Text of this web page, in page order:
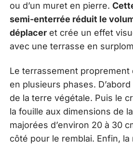
ou d’un muret en pierre.
semi-enterrée réduit le
déplacer et crée un effet
avec une terrasse en
Le terrassement proprement
en plusieurs phases.
de la terre végétale. Puis le
la fouille aux dimensions de
majorées d’environ 20 à 30
côté pour le remblai. Enfin, la